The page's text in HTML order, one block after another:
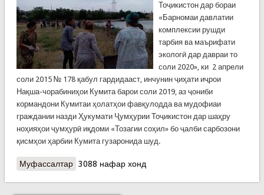
Тоҷикистон дар бораи
«Барномаи давлатии
комплексии рушди
тарбия ва маърифати
экологӣ дар давраи то
соли 2020», ки 2 апрели
соли 2015 № 178 қабул гардидааст, инчунин ҷиҳати иҷрои
Нақша-чорабиниҳои Кумита барои соли 2019, аз ҷониби
кормандони Кумитаи ҳолатҳои фавқулодда ва мудофиаи
граждании назди Ҳукумати Ҷумҳурии Тоҷикистон дар шаҳру
ноҳияҳои ҷумҳурӣ иқдоми «Тозагии соҳил» бо ҷалби сарбозони
қисмҳои ҳарбии Кумита гузаронида шуд.
Муфассалтаро Бахшида ба «Рузи байналмилии ҳифзи муҳити
3088 нафар хонд